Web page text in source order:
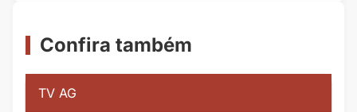
Confira também
TV AG